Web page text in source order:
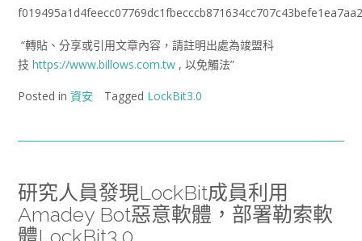
“轉貼、分享或引用文章內容，請註明出處為竣盟科
技 https://www.billows.com.tw , 以免觸法”
Posted in 資安 Tagged LockBit3.0
研究人員發現LockBit成員利用
Amadey Bot惡意軟體，部署勒索軟